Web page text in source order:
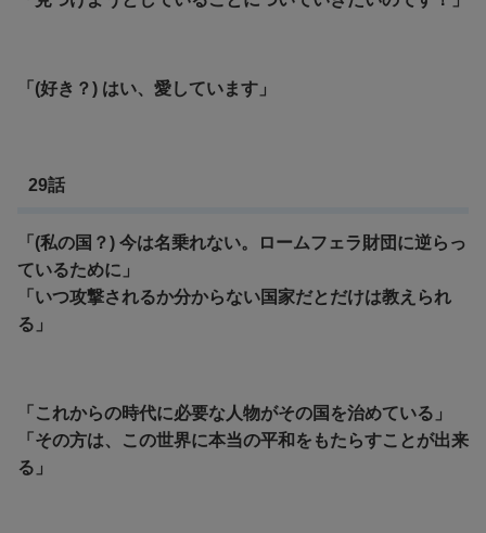
「(好き？) はい、愛しています」
29話
「(私の国？) 今は名乗れない。ロームフェラ財団に逆らっ
ているために」
「いつ攻撃されるか分からない国家だとだけは教えられ
る」
「これからの時代に必要な人物がその国を治めている」
「その方は、この世界に本当の平和をもたらすことが出来
る」